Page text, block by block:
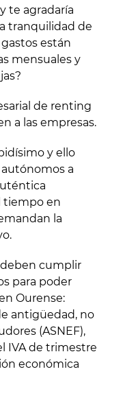
te agradaría
tranquilidad de
están
mensuales y
de renting
a las empresas.
y ello
autónomos a
tiempo en
la
cumplir
para poder
Ourense:
antigüedad, no
(ASNEF),
IVA de trimestre
económica